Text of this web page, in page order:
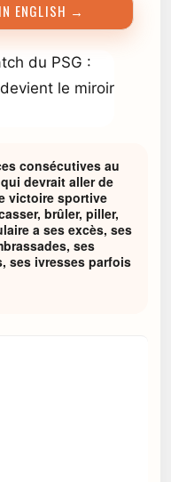
ENGLISH →
consécutives au
devrait aller de
victoire sportive
brûler, piller,
a ses excès, ses
ses
ses ivresses parfois